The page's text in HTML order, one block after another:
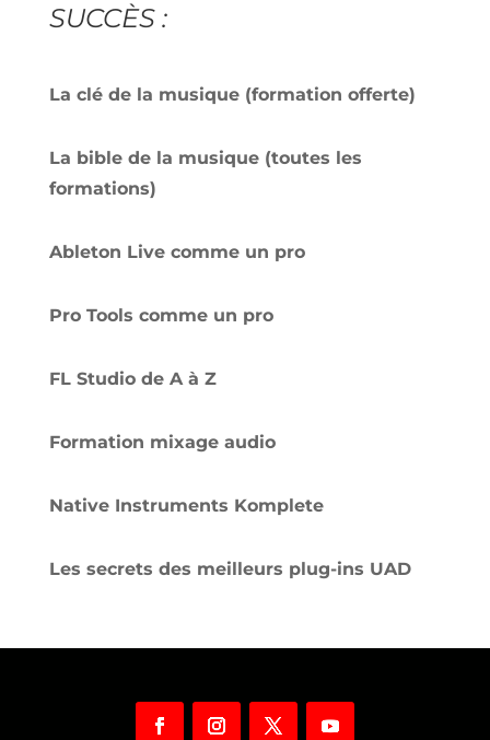
SUCCÈS :
La clé de la musique (formation offerte)
La bible de la musique (toutes les
formations)
Ableton Live comme un pro
Pro Tools comme un pro
FL Studio de A à Z
Formation mixage audio
Native Instruments Komplete
Les secrets des meilleurs plug-ins UAD